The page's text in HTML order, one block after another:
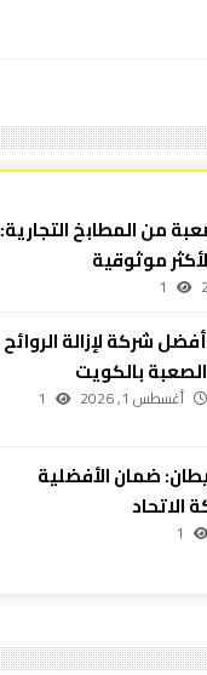
من المطابخ التجارية:
موثوقية
1
أفضل شركة لإزالة الروائح
الصعبة بالكويت
أغسطس 1, 2026 1
ضمان الأفضلية
الاتحاد
1